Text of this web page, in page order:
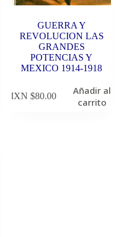
GUERRA Y
REVOLUCION LAS
GRANDES
POTENCIAS Y
MEXICO 1914-1918
MXN $80.00
Añadir al
carrito